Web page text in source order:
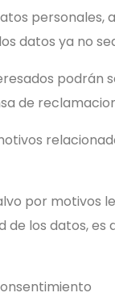
datos ya no
de
por motivos
los datos,